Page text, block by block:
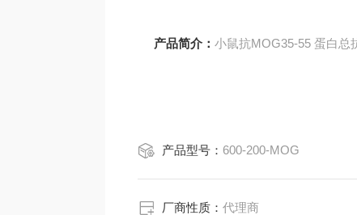
产品简介：小鼠抗MOG35-55 蛋白总
产品型号： 600-200-MOG
厂商性质：代理商